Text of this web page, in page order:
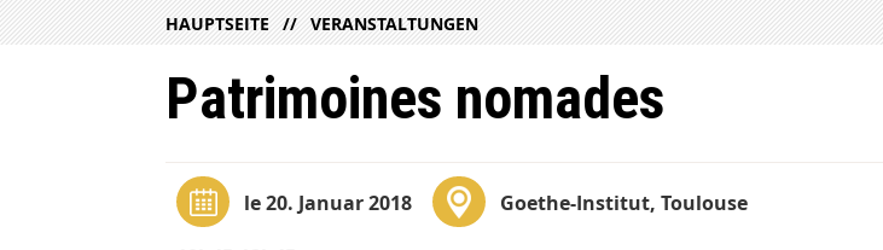
HAUPTSEITE VERANSTALTUNGEN
Patrimoines nomades
le 20. Januar 2018 Goethe-Institut, Toulouse